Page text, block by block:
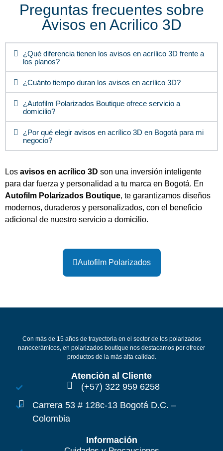
Preguntas frecuentes sobre
Avisos en Acrilico 3D
¿Qué diferencia tienen los avisos en acrílico 3D frente a
los planos?
¿Cuánto tiempo duran los avisos en acrílico 3D?
¿Autofilm Polarizados Boutique ofrece servicio a
domicilio?
¿Por qué elegir avisos en acrílico 3D en Bogotá para mi
negocio?
Los avisos en acrílico 3D son una inversión inteligente
para dar fuerza y personalidad a tu marca en Bogotá. En
Autofilm Polarizados Boutique, te garantizamos diseños
modernos, duraderos y personalizados, con el beneficio
adicional de nuestro servicio a domicilio.
Autofilm Polarizados
Con más de 15 años de trayectoria en el sector de los polarizados
nanocerámicos, en polarizados boutique nos destacamos por ofrecer
productos de la más alta calidad.
Atención al Cliente
(+57) 322 959 6258
Carrera 53 # 128c-13 Bogotá D.C. –
Colombia
Información